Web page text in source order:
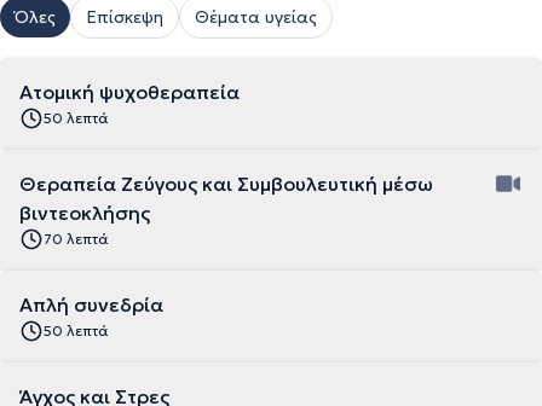
Όλες Επίσκεψη Θέματα υγείας
Ατομική ψυχοθεραπεία
50 λεπτά
Θεραπεία Ζεύγους και Συμβουλευτική μέσω
βιντεοκλήσης
70 λεπτά
Απλή συνεδρία
50 λεπτά
Άγχος και Στρες